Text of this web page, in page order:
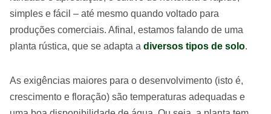
simples e fácil – até mesmo quando voltado para
produções comerciais. Afinal, estamos falando de uma
planta rústica, que se adapta a diversos tipos de solo.
As exigências maiores para o desenvolvimento (isto é,
crescimento e floração) são temperaturas adequadas e